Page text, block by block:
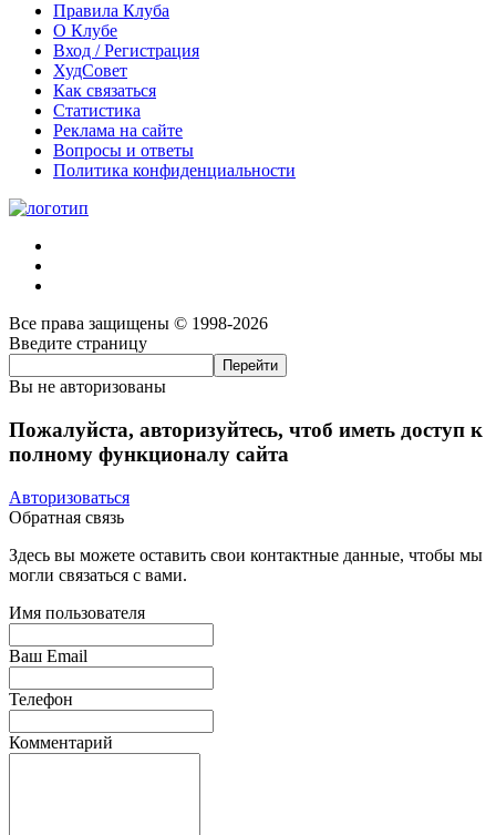
Правила Клуба
О Клубе
Вход / Регистрация
ХудСовет
Как связаться
Статистика
Реклама на сайте
Вопросы и ответы
Политика конфиденциальности
Все права защищены © 1998-2026
Введите страницу
Вы не авторизованы
Пожалуйста, авторизуйтесь, чтоб иметь доступ к
полному функционалу сайта
Авторизоваться
Обратная связь
Здесь вы можете оставить свои контактные данные, чтобы мы
могли связаться с вами.
Имя пользователя
Ваш Email
Телефон
Комментарий